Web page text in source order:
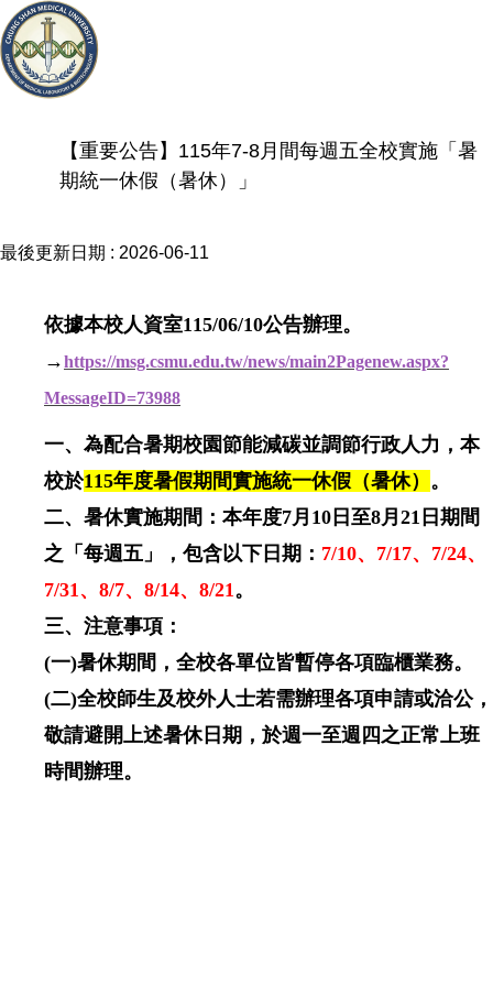
【重要公告】115年7-8月間每週五全校實施「暑
期統一休假（暑休）」
最後更新日期 : 2026-06-11
依據本校人資室115/06/10公告辦理。
→https://msg.csmu.edu.tw/news/main2Pagenew.aspx?
MessageID=73988
一、為配合暑期校園節能減碳並調節行政人力，本
校於115年度暑假期間實施統一休假（暑休） 。
二、暑休實施期間：本年度7月10日至8月21日期間
之「每週五」，包含以下日期： 7/10、7/17、7/24、
7/31、8/7、8/14、8/21。
三、注意事項：
(一)暑休期間，全校各單位皆暫停各項臨櫃業務。
(二)全校師生及校外人士若需辦理各項申請或洽公，
敬請避開上述暑休日期，於週一至週四之正常上班
時間辦理。